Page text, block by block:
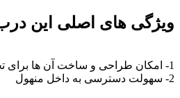
ویژگی های اصلی این درب
1- امکان طراحی و ساخت آن ها برای تحمل بار ترافیکی
2- سهولت دسترسی به داخل منهول